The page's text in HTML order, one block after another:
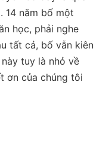
14 năm bố một
học, phải nghe
tất cả, bố vẫn kiên
tuy là nhỏ về
ơn của chúng tôi